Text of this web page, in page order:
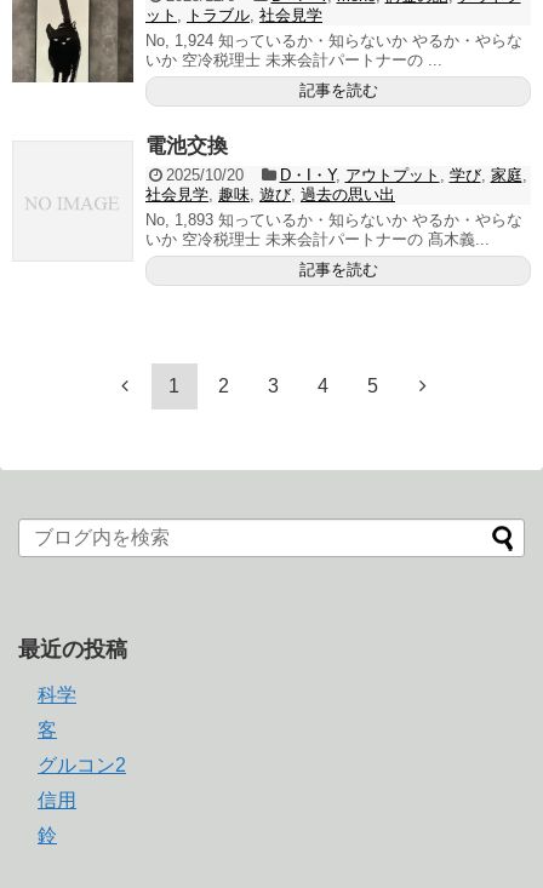
ット , トラブル, 社会見学
No, 1,924 知っているか・知らないか やるか・やらな
いか 空冷税理士 未来会計パートナーの ...
記事を読む
電池交換
2025/10/20 D・I・Y, アウトプット , 学び, 家庭,
社会見学, 趣味, 遊び, 過去の思い出
No, 1,893 知っているか・知らないか やるか・やらな
いか 空冷税理士 未来会計パートナーの 髙木義...
記事を読む
1 2 3 4 5
最近の投稿
科学
客
グルコン2
信用
鈴